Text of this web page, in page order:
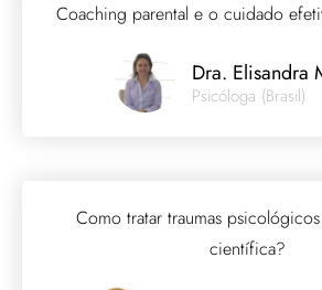
Coaching parental e o cuidado
Dra. Elisandra
Psicóloga (Brasil)
Como tratar traumas
científica?